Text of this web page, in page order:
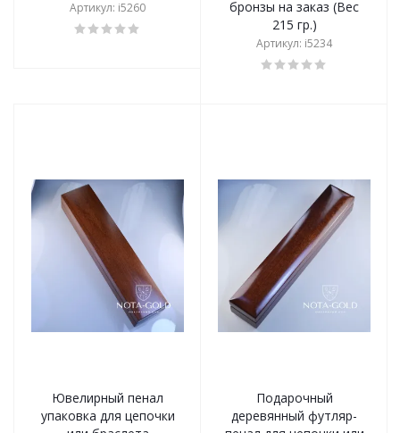
Артикул: i5260
бронзы на заказ (Вес
215 гр.)
Артикул: i5234
Ювелирный пенал
упаковка для цепочки
Подарочный
деревянный футляр-